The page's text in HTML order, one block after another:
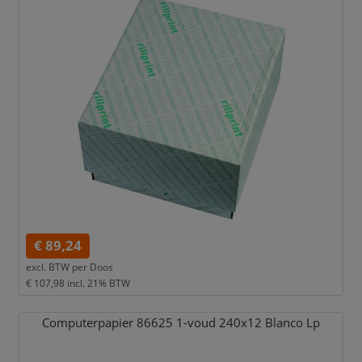
€ 89,24
excl. BTW per Doos
€ 107,98 incl. 21% BTW
Computerpapier 86625 1-voud 240x12 Blanco Lp